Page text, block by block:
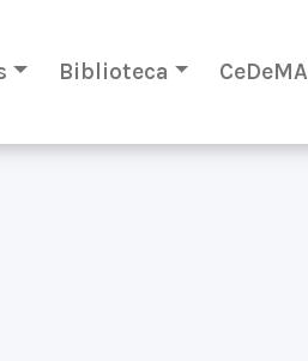
Biblioteca CeDeMA